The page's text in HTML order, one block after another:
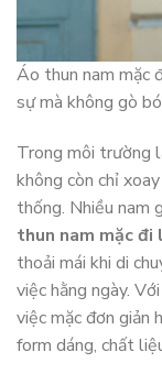
Áo thun nam mặc
sự mà không gò bó
Trong môi trường
không còn chỉ
thống. Nhiều nam
thun nam mặc đi
thoải mái khi di
việc hằng ngày.
việc mặc đơn giản
form dáng, chất